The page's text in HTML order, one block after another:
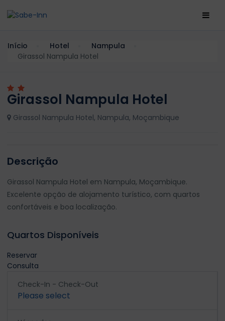
Início Hotel
Nampula
Girassol Nampula Hotel
Girassol Nampula Hotel
Girassol Nampula Hotel, Nampula, Moçambique
Descrição
Girassol Nampula Hotel em Nampula, Moçambique.
Excelente opção de alojamento turístico, com quartos
confortáveis e boa localização.
Quartos Disponíveis
Reservar
Consulta
Check-In - Check-Out
Please select